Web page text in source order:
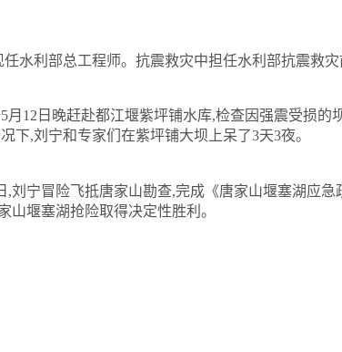
任水利部总工程师。抗震救灾中担任水利部抗震救
5月 12 日晚赶赴都江堰紫坪铺水库,检查因强震受损的
况下,刘宁和专家们在紫坪铺大坝上呆了3天3夜。
,刘宁冒险飞抵唐家山勘查,完成《唐家山堰塞湖应急
山堰塞湖抢险取得决定性胜利。